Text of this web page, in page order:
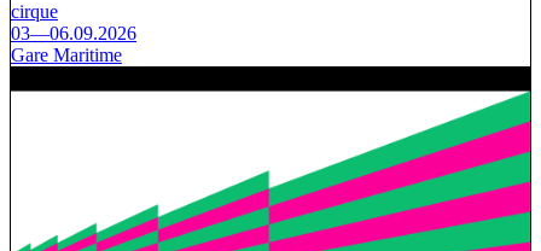
cirque
03—06.09.2026
Gare Maritime